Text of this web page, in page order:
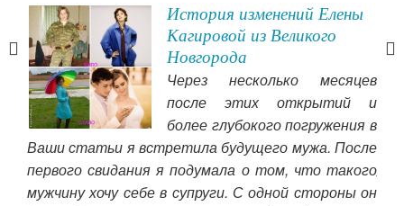
История изменений Елены
Кагировой из Великого
Новгорода
Через несколько месяцев
после этих открытий и
более глубокого погружения в
Ваши статьи я встретила будущего мужа. После
первого свидания я подумала о том, что такого
мужчину хочу себе в супруги. С одной стороны он